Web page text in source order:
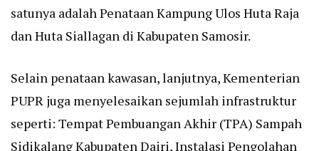
satunya adalah Penataan Kampung Ulos Huta Raja
dan Huta Siallagan di Kabupaten Samosir.
Selain penataan kawasan, lanjutnya, Kementerian
PUPR juga menyelesaikan sejumlah infrastruktur
seperti: Tempat Pembuangan Akhir (TPA) Sampah
Sidikalang Kabupaten Dairi, Instalasi Pengolahan